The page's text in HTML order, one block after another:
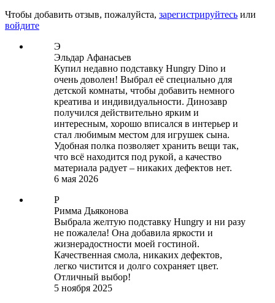
Чтобы добавить отзыв, пожалуйста, зарегистрируйтесь или
войдите
Э
Эльдар Афанасьев
Купил недавно подставку Hungry Dino и
очень доволен! Выбрал её специально для
детской комнаты, чтобы добавить немного
креатива и индивидуальности. Динозавр
получился действительно ярким и
интересным, хорошо вписался в интерьер и
стал любимым местом для игрушек сына.
Удобная полка позволяет хранить вещи так,
что всё находится под рукой, а качество
материала радует – никаких дефектов нет.
6 мая 2026
Р
Римма Дьяконова
Выбрала желтую подставку Hungry и ни разу
не пожалела! Она добавила яркости и
жизнерадостности моей гостиной.
Качественная смола, никаких дефектов,
легко чистится и долго сохраняет цвет.
Отличный выбор!
5 ноября 2025